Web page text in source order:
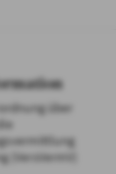
über
(VersVermV)